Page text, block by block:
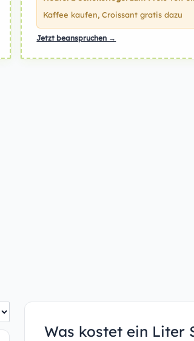
Kaffee kaufen, Croissant gratis dazu
Jetzt beanspruchen →
Was kostet ein Liter